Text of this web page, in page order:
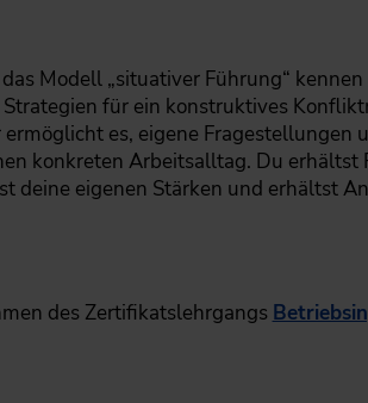
Modell „situativer Führung“
für ein konstruktives
ermöglicht es, eigene
konkreten Arbeitsalltag. Du
deine eigenen Stärken und erhältst
des Zertifikatslehrgangs